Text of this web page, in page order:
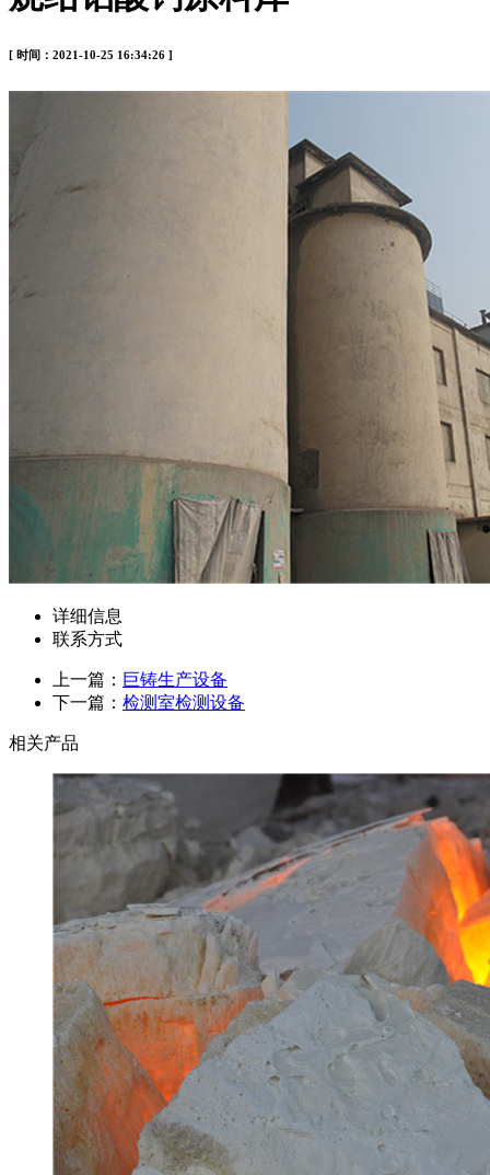
[ 时间：2021-10-25 16:34:26 ]
详细信息
联系方式
上一篇： 巨铸生产设备
下一篇： 检测室检测设备
相关产品